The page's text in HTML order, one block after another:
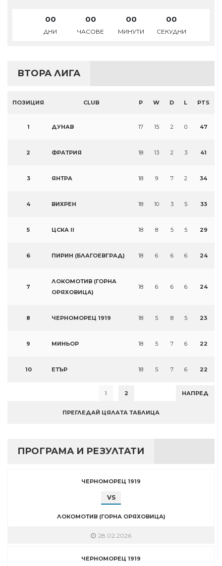
00
ДНИ
00
ЧАСОВЕ
00
МИНУТИ
00
СЕКУДНИ
ВТОРА ЛИГА
ПОЗИЦИЯ CLUB P W D L PTS
1 ДУНАВ 17 15 2 0 47
2 ФРАТРИЯ 18 13 2 3 41
3 ЯНТРА 18 9 7 2 34
4 ВИХРЕН 18 10 3 5 33
5 ЦСКА II 18 8 5 5 29
6 ПИРИН (БЛАГОЕВГРАД) 18 6 6 6 24
7
ЛОКОМОТИВ (ГОРНА
ОРЯХОВИЦА)
18 6 6 6 24
8 ЧЕРНОМОРЕЦ 1919 18 5 8 5 23
9 МИНЬОР 18 5 7 6 22
10 ЕТЪР 18 5 7 6 22
1 2 НАПРЕД
ПРЕГЛЕДАЙ ЦЯЛАТА ТАБЛИЦА
ПРОГРАМА И РЕЗУЛТАТИ
ЧЕРНОМОРЕЦ 1919
VS
ЛОКОМОТИВ (ГОРНА ОРЯХОВИЦА)
28.02.2026
ЧЕРНОМОРЕЦ 1919